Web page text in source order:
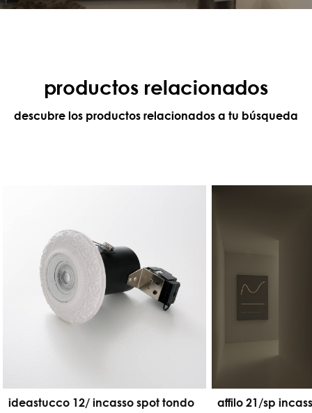
productos relacionados
descubre los productos relacionados a tu búsqueda
ideastucco 12/ incasso spot tondo affilo 21/sp